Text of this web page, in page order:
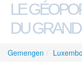
LE
DU
Gemengen /